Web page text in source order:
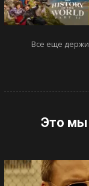
Все еще
Это мы